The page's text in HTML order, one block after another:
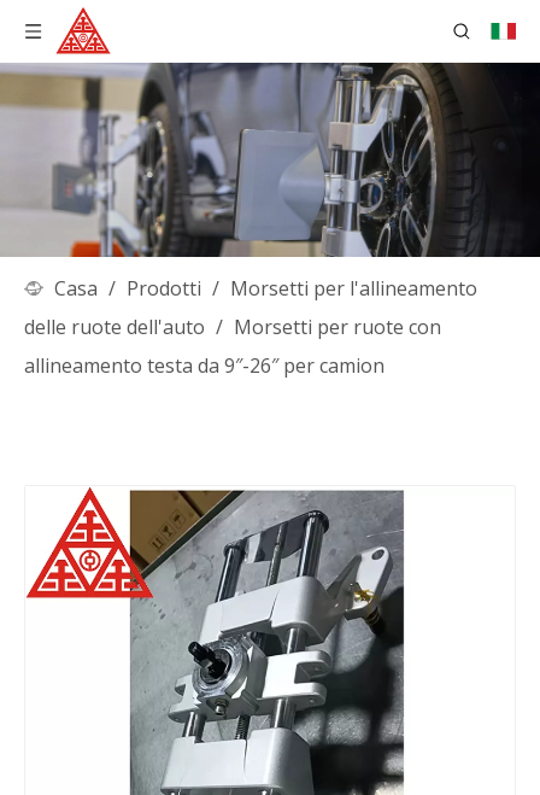
Casa / Prodotti / Morsetti per l'allineamento
delle ruote dell'auto / Morsetti per ruote con
allineamento testa da 9″-26″ per camion